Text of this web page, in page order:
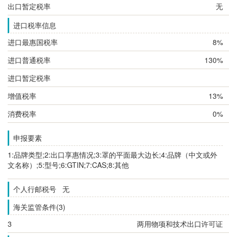
出口暂定税率
无
进口税率信息
进口最惠国税率
8%
进口普通税率
130%
进口暂定税率
增值税率
13%
消费税率
0%
申报要素
1:品牌类型;2:出口享惠情况;3:罩的平面最大边长;4:品牌（中文或外
文名称）;5:型号;6:GTIN;7:CAS;8:其他
个人行邮税号 无
海关监管条件(3)
3
两用物项和技术出口许可证